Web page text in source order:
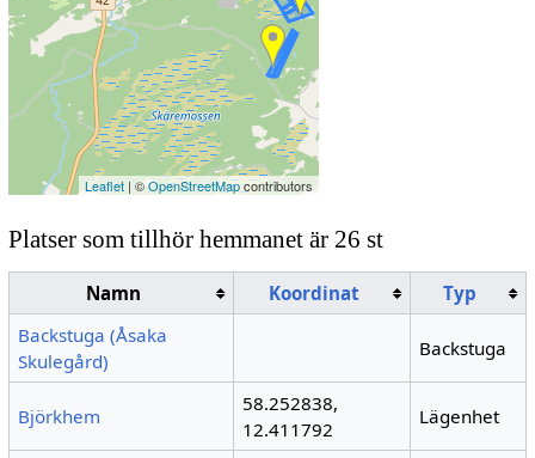
Leaflet | ©OpenStreetMapcontributors
Platser som tillhör hemmanet är 26 st
Namn Koordinat
Typ
Backstuga (Åsaka
Skulegård)
Backstuga
Björkhem
58.252838,
12.411792
Lägenhet